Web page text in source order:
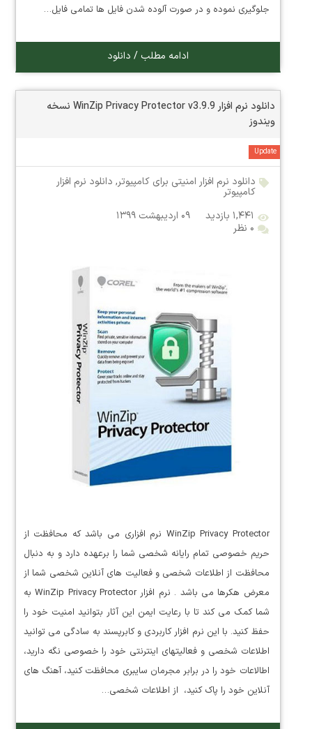
جلوگیری نموده و در صورت آلوده شدن فایل ها تمامی فایل…
ادامه مطلب / دانلود
دانلود نرم افزار WinZip Privacy Protector v3.9.9 نسخه
ویندوز
Update
دانلود نرم افزار امنیتی برای کامپیوتر, دانلود نرم افزار
کامپیوتر
۱,۴۴۱ بازدید
۰۹ اردیبهشت ۱۳۹۹
۰ نظر
WinZip Privacy Protector نرم افزاری می باشد که محافظت از
حریم خصوصی تمام رایانه شخصی شما را برعهده دارد و به دنبال
محافظت از اطلاعات شخصی و فعالیت های آنلاین شخصی شما از
معرض هکرها می باشد . نرم افزار WinZip Privacy Protector به
شما کمک می کند تا با رعایت ایمن این آثار بتوانید امنیت خود را
حفظ کنید. با این نرم افزار کاربردی و کابرپسند به سادگی می توانید
اطلاعات شخصی و فعالیتهای اینترنتی خود را خصوصی نگه دارید،
اطالاعات خود را در برابر مجرمان سایبری محافظت کنید، آهنگ های
آنلاین خود را پاک کنید، از اطلاعات شخصی…